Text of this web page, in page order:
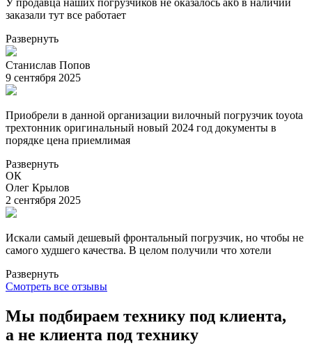
заказали тут все работает
Развернуть
Станислав Попов
9 сентября 2025
Приобрели в данной организации вилочный погрузчик toyota
трехтонник оригинальный новый 2024 год документы в
порядке цена приемлимая
Развернуть
ОК
Олег Крылов
2 сентября 2025
Искали самый дешевый фронтальный погрузчик, но чтобы не
самого худшего качества. В целом получили что хотели
Развернуть
Смотреть все отзывы
Мы подбираем технику под клиента,
а не клиента под технику